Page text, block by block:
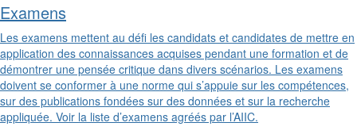
Examens
Les examens mettent au défi les candidats et candidates de mettre en
application des connaissances acquises pendant une formation et de
démontrer une pensée critique dans divers scénarios. Les examens
doivent se conformer à une norme qui s’appuie sur les compétences,
sur des publications fondées sur des données et sur la recherche
appliquée. Voir la liste d’examens agréés par l’AIIC.